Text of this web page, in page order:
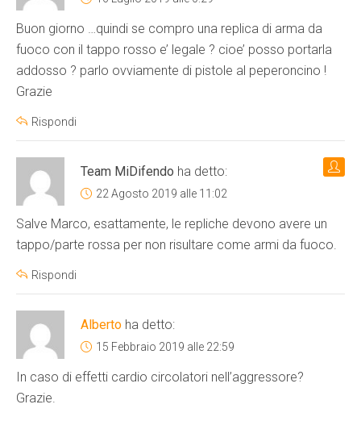
Buon giorno …quindi se compro una replica di arma da
fuoco con il tappo rosso e’ legale ? cioe’ posso portarla
addosso ? parlo ovviamente di pistole al peperoncino !
Grazie
Rispondi
Team MiDifendo ha detto:
22 Agosto 2019 alle 11:02
Salve Marco, esattamente, le repliche devono avere un
tappo/parte rossa per non risultare come armi da fuoco.
Rispondi
Alberto ha detto:
15 Febbraio 2019 alle 22:59
In caso di effetti cardio circolatori nell’aggressore?
Grazie.